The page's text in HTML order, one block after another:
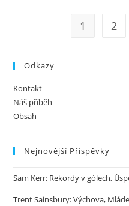
1 2
Odkazy
Kontakt
Náš příběh
Obsah
Nejnovější Příspěvky
Sam Kerr: Rekordy v gólech,
Trent Sainsbury: Výchova,